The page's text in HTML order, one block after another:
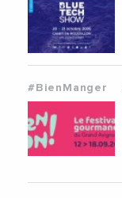
#BienManger